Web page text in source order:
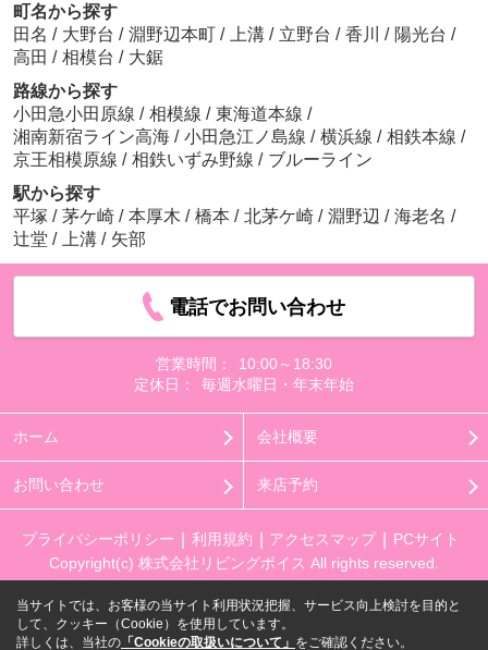
町名から探す
田名 / 大野台 / 淵野辺本町 / 上溝 / 立野台 / 香川 / 陽光台 /
高田 / 相模台 / 大鋸
路線から探す
小田急小田原線 / 相模線 / 東海道本線 /
湘南新宿ライン高海 / 小田急江ノ島線 / 横浜線 / 相鉄本線 /
京王相模原線 / 相鉄いずみ野線 / ブルーライン
駅から探す
平塚 / 茅ケ崎 / 本厚木 / 橋本 / 北茅ケ崎 / 淵野辺 / 海老名 /
辻堂 / 上溝 / 矢部
電話でお問い合わせ
営業時間：
10:00～18:30
定休日：
毎週水曜日・年末年始
ホーム 会社概要
お問い合わせ 来店予約
プライバシーポリシー 利用規約 アクセスマップ
PCサイト
Copyright(c) 株式会社リビングボイス All rights reserved.
当サイトでは、お客様の当サイト利用状況把握、サービス向上検討を目的と
して、クッキー（Cookie）を使用しています。
詳しくは、当社の 「Cookieの取扱いについて」 をご確認ください。